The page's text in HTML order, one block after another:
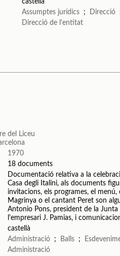
Assumptes jurídics ; Direcció
Direcció de l'entitat
del Liceu
1970
18 documents
Documentació relativa a la
Casa degli Italini, als documents
invitacions, els programes, el
Magrinya o el cantant Peret son
Antonio Pons, president de la
l'empresari J. Pamias, i
castellà
Administració ; Balls ;
Administració